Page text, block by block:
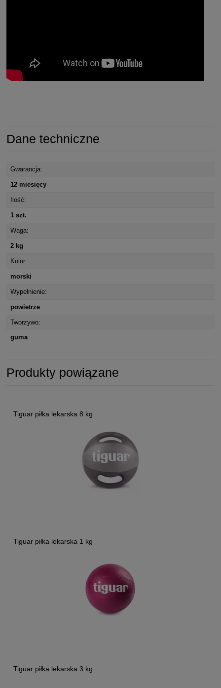
Dane techniczne
Gwarancja:
12 miesięcy
Ilość:
1 szt.
Waga:
2 kg
Kolor:
morski
Wypełnienie:
powietrze
Tworzywo:
guma
Produkty powiązane
Tiguar piłka lekarska 8 kg
Tiguar piłka lekarska 1 kg
Tiguar piłka lekarska 3 kg